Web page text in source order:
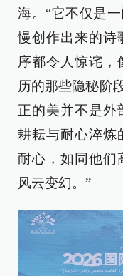
海。“它不仅是
慢创作出来的诗
序都令人惊诧，
历的那些隐秘阶
正的美并不是外
耕耘与耐心淬炼
耐心，如同他们
风云变幻。”